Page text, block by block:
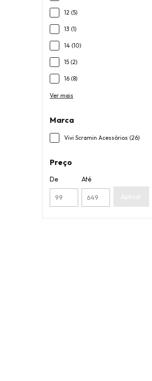
12 (5)
13 (1)
14 (10)
15 (2)
16 (8)
Ver mais
Marca
Vivi Scramin Acessórios (26)
Preço
De
Até
Aplicar